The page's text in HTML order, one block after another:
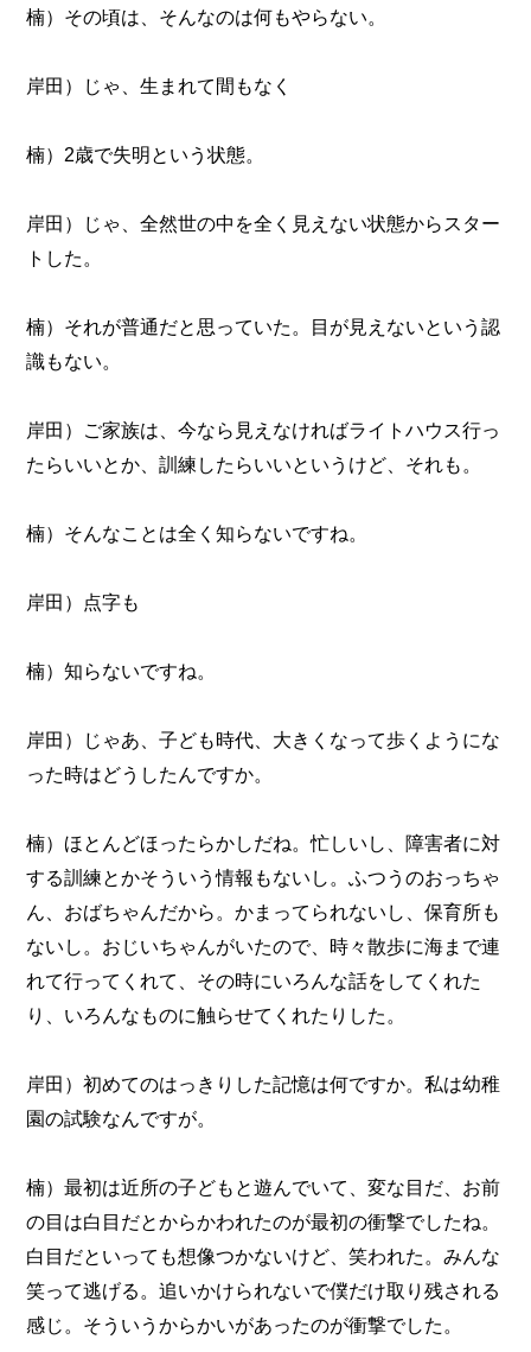
楠）その頃は、そんなのは何もやらない。
岸田）じゃ、生まれて間もなく
楠）2歳で失明という状態。
岸田）じゃ、全然世の中を全く見えない状態からスター
トした。
楠）それが普通だと思っていた。目が見えないという認
識もない。
岸田）ご家族は、今なら見えなければライトハウス行っ
たらいいとか、訓練したらいいというけど、それも。
楠）そんなことは全く知らないですね。
岸田）点字も
楠）知らないですね。
岸田）じゃあ、子ども時代、大きくなって歩くようにな
った時はどうしたんですか。
楠）ほとんどほったらかしだね。忙しいし、障害者に対
する訓練とかそういう情報もないし。ふつうのおっちゃ
ん、おばちゃんだから。かまってられないし、保育所も
ないし。おじいちゃんがいたので、時々散歩に海まで連
れて行ってくれて、その時にいろんな話をしてくれた
り、いろんなものに触らせてくれたりした。
岸田）初めてのはっきりした記憶は何ですか。私は幼稚
園の試験なんですが。
楠）最初は近所の子どもと遊んでいて、変な目だ、お前
の目は白目だとからかわれたのが最初の衝撃でしたね。
白目だといっても想像つかないけど、笑われた。みんな
笑って逃げる。追いかけられないで僕だけ取り残される
感じ。そういうからかいがあったのが衝撃でした。